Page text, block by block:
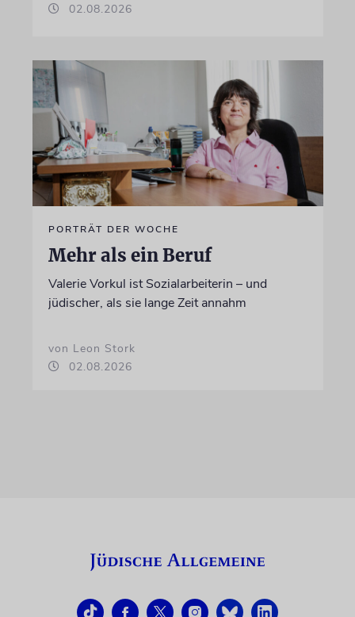
02.08.2026
PORTRÄT DER WOCHE
Mehr als ein Beruf
Valerie Vorkul ist Sozialarbeiterin – und
jüdischer, als sie lange Zeit annahm
von Leon Stork
02.08.2026